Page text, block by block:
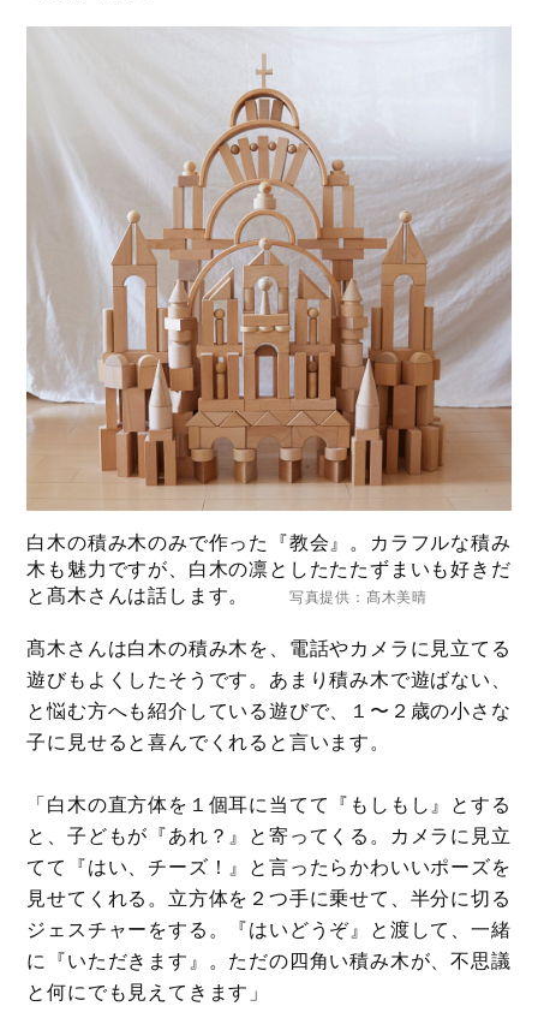
白木の積み木のみで作った『教会』。カラフルな積み
木も魅力ですが、白木の凛としたたたずまいも好きだ
と髙木さんは話します。
写真提供：髙木美晴
髙木さんは白木の積み木を、電話やカメラに見立てる
遊びもよくしたそうです。あまり積み木で遊ばない、
と悩む方へも紹介している遊びで、１〜２歳の小さな
子に見せると喜んでくれると言います。
「白木の直方体を１個耳に当てて『もしもし』とする
と、子どもが『あれ？』と寄ってくる。カメラに見立
てて『はい、チーズ！』と言ったらかわいいポーズを
見せてくれる。立方体を２つ手に乗せて、半分に切る
ジェスチャーをする。『はいどうぞ』と渡して、一緒
に『いただきます』。ただの四角い積み木が、不思議
と何にでも見えてきます」